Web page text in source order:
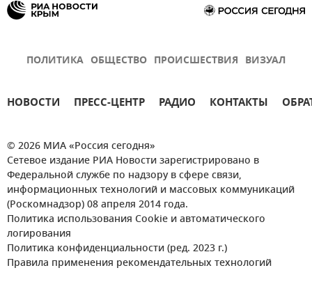
ПОЛИТИКА ОБЩЕСТВО ПРОИСШЕСТВИЯ ВИЗУАЛ
НОВОСТИ ПРЕСС-ЦЕНТР РАДИО КОНТАКТЫ
© 2026 МИА «Россия сегодня»
Сетевое издание РИА Новости зарегистрировано в
Федеральной службе по надзору в сфере связи,
информационных технологий и массовых коммуникаций
(Роскомнадзор) 08 апреля 2014 года.
Политика использования Cookie и автоматического
логирования
Политика конфиденциальности (ред. 2023 г.)
Правила применения рекомендательных технологий